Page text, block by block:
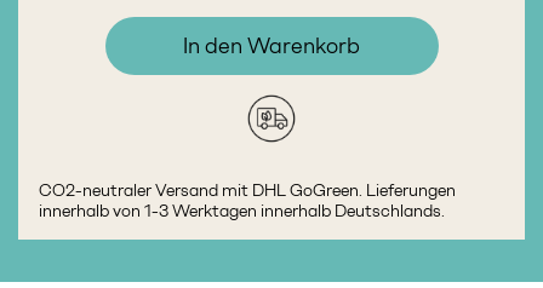
In den Warenkorb
CO2-neutraler Versand mit DHL GoGreen. Lieferungen
innerhalb von 1-3 Werktagen innerhalb Deutschlands.